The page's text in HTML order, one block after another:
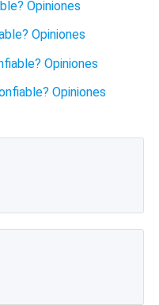
Opiniones
Opiniones
Opiniones
Opiniones